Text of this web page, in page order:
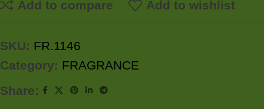
Add to compare Add to wishlist
SKU: FR.1146
Category: FRAGRANCE
Share: